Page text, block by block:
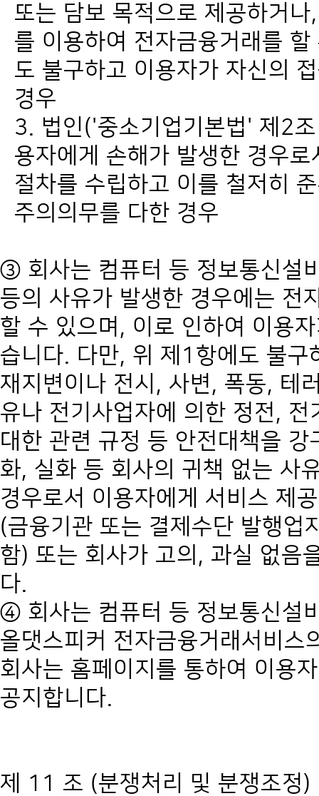
또는 담보 목적으로 제공하거
를 이용하여 전자금융거래를
도 불구하고 이용자가 자신의
경우
3. 법인('중소기업기본법' 제2
용자에게 손해가 발생한 경우
절차를 수립하고 이를 철저히
주의의무를 다한 경우
③ 회사는 컴퓨터 등 정보통신설
등의 사유가 발생한 경우에는 전
할 수 있으며, 이로 인하여 이용
습니다. 다만, 위 제1항에도 불
재지변이나 전시, 사변, 폭동, 테
유나 전기사업자에 의한 정전,
대한 관련 규정 등 안전대책을
화, 실화 등 회사의 귀책 없는 사
경우로서 이용자에게 서비스 제
(금융기관 또는 결제수단 발행업
함) 또는 회사가 고의, 과실 없음
다.
④ 회사는 컴퓨터 등 정보통신설
올댓스피커 전자금융거래서비스
회사는 홈페이지를 통하여 이용
공지합니다.
제 11 조 (분쟁처리 및 분쟁조정)